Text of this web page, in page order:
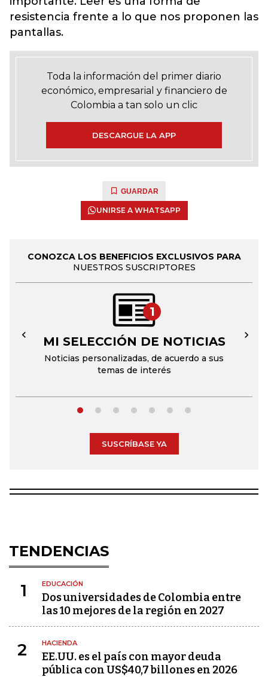
resistencia frente a lo que nos proponen las
pantallas.
Toda la información del primer diario
económico, empresarial y financiero de
Colombia a tan solo un clic
DESCARGUE LA APP
GUARDAR
UNIRSE A WHATSAPP
CONOZCA LOS BENEFICIOS EXCLUSIVOS PARA
NUESTROS SUSCRIPTORES
1
MI SELECCIÓN DE NOTICIAS
Noticias personalizadas, de acuerdo a sus
temas de interés
← →
SUSCRÍBASE YA
TENDENCIAS
1 EDUCACIÓN
Dos universidades de Colombia entre
las 10 mejores de la región en 2027
2 HACIENDA
EE.UU. es el país con mayor deuda
pública con US$40,7 billones en 2026